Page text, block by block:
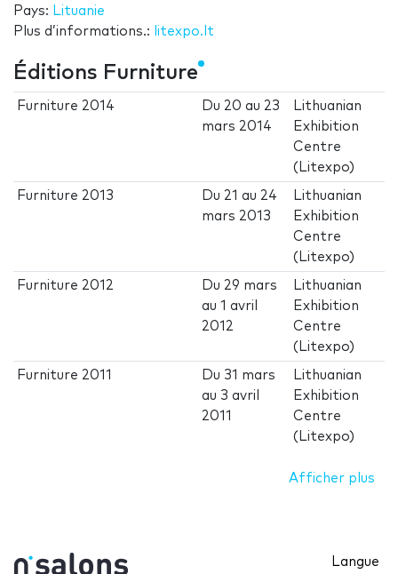
Pays: Lituanie
Plus d’informations.: litexpo.lt
Éditions Furniture
Furniture 2014 Du 20 au 23
mars 2014
Lithuanian
Exhibition
Centre
(Litexpo)
Furniture 2013 Du 21 au 24
mars 2013
Lithuanian
Exhibition
Centre
(Litexpo)
Furniture 2012 Du 29 mars
au1 avril
2012
Lithuanian
Exhibition
Centre
(Litexpo)
Furniture 2011 Du 31 mars
au 3 avril
2011
Lithuanian
Exhibition
Centre
(Litexpo)
Afficher plus
Langue